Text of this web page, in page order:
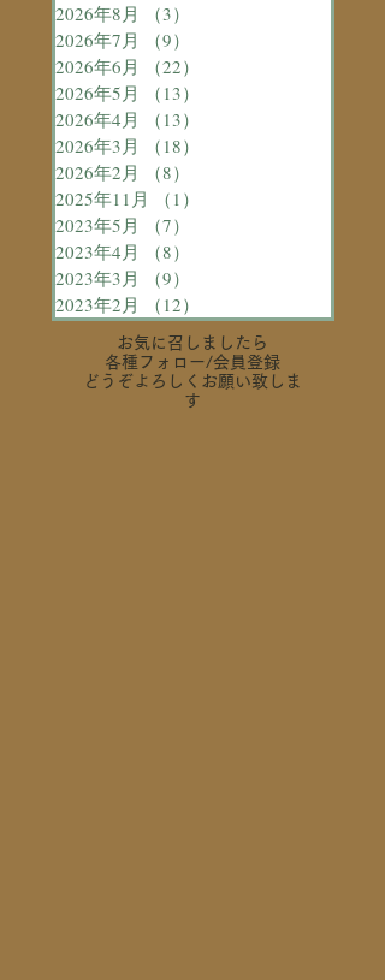
2026年8月 （3）
2026年7月
（9）
2026年6月
（22）
2026年5月
（13）
2026年4月
（13）
2026年3月
（18）
2026年2月
（8）
2025年11月
（1）
2023年5月
（7）
2023年4月
（8）
2023年3月
（9）
2023年2月
（12）
お気に召しましたら
各種フォロー/会員登録
どうぞよろしくお願い致しま
す